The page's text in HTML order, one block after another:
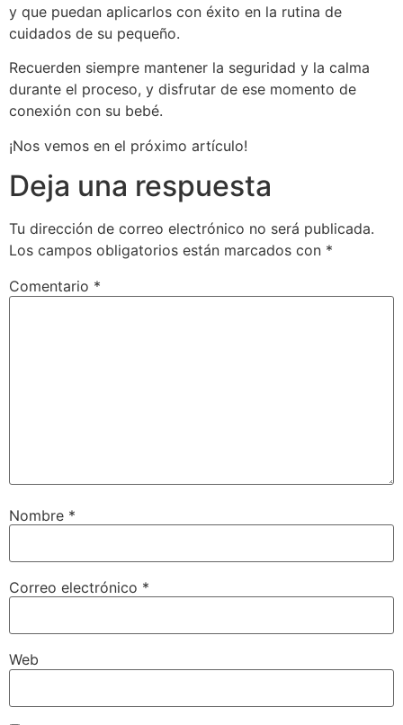
y que puedan aplicarlos con éxito en la rutina de
cuidados de su pequeño.
Recuerden siempre mantener la seguridad y la calma
durante el proceso, y disfrutar de ese momento de
conexión con su bebé.
¡Nos vemos en el próximo artículo!
Deja una respuesta
Tu dirección de correo electrónico no será publicada.
Los campos obligatorios están marcados con *
Comentario *
Nombre *
Correo electrónico *
Web